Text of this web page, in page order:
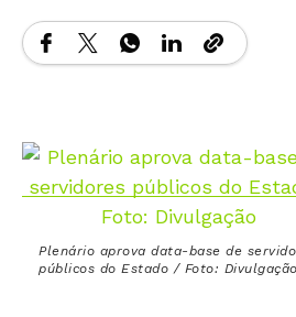
Plenário aprova data-base de
públicos do Estado / Foto: Divulgação